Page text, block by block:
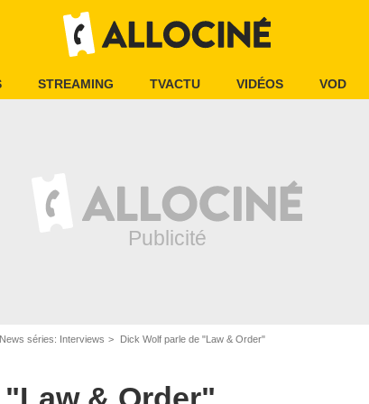
STREAMING TVACTU VIDÉOS VOD
News séries: Interviews Dick Wolf parle de "Law & Order"